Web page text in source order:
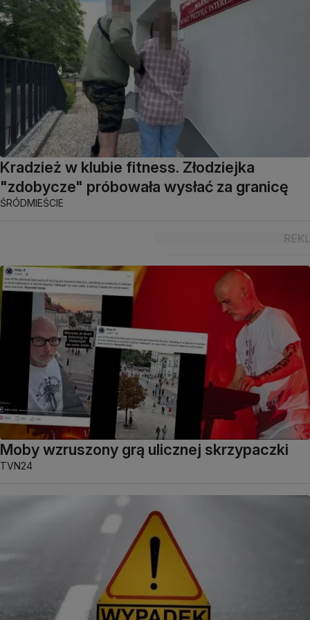
Kradzież w klubie fitness. Złodziejka
"zdobycze" próbowała wysłać za granicę
ŚRÓDMIEŚCIE
Moby wzruszony grą ulicznej skrzypaczki
TVN24